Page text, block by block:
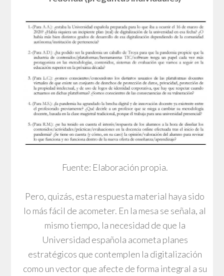
Fuente: Elaboración propia.
Pero, quizás, esta respuesta material haya sido
lo más fácil de acometer. En la mesa se señala, al
mismo tiempo, la necesidad de que la
Universidad española acometa planes
estratégicos que contemplen la digitalización
como un vector que afecte de forma integral a su